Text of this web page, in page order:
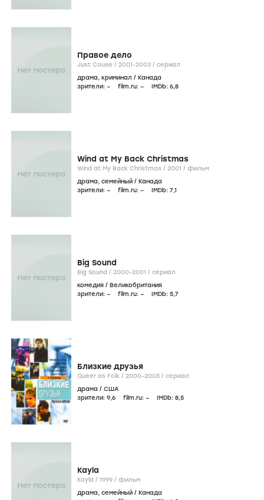
Правое дело
Just Cause / 2001-2003 / сериал
драма, криминал / Канада
зрители: – film.ru: – IMDb: 6,8
Wind at My Back Christmas
Wind at My Back Christmas / 2001 / фильм
драма, семейный / Канада
зрители: – film.ru: – IMDb: 7,1
Big Sound
Big Sound / 2000-2001 / сериал
комедия / Великобритания
зрители: – film.ru: – IMDb: 5,7
Близкие друзья
Queer as Folk / 2000-2005 / сериал
драма / США
зрители: 9,6 film.ru: – IMDb: 8,5
Kayla
Kayla / 1999 / фильм
драма, семейный / Канада